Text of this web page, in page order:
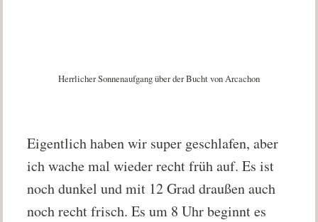
Herrlicher Sonnenaufgang über der Bucht von Arcachon
Eigentlich haben wir super geschlafen, aber
ich wache mal wieder recht früh auf. Es ist
noch dunkel und mit 12 Grad draußen auch
noch recht frisch. Es um 8 Uhr beginnt es